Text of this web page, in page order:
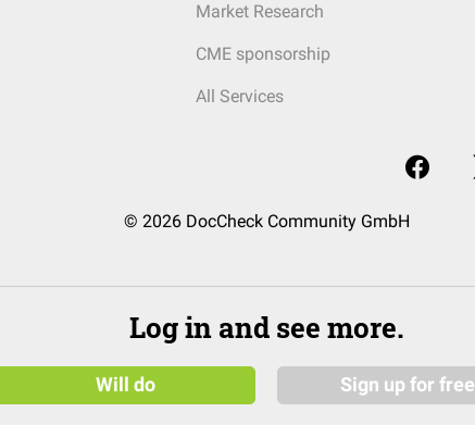
Market Research
CME sponsorship
All Services
© 2026 DocCheck Community GmbH
Log in and see more.
Will do Sign up for free